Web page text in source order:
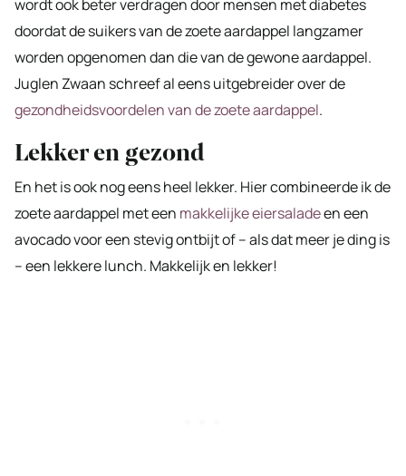
wordt ook beter verdragen door mensen met diabetes
doordat de suikers van de zoete aardappel langzamer
worden opgenomen dan die van de gewone aardappel.
Juglen Zwaan schreef al eens uitgebreider over de
gezondheidsvoordelen van de zoete aardappel.
Lekker en gezond
En het is ook nog eens heel lekker. Hier combineerde ik de
zoete aardappel met een makkelijke eiersaladeen een
avocado voor een stevig ontbijt of – als dat meer je ding is
– een lekkere lunch. Makkelijk en lekker!